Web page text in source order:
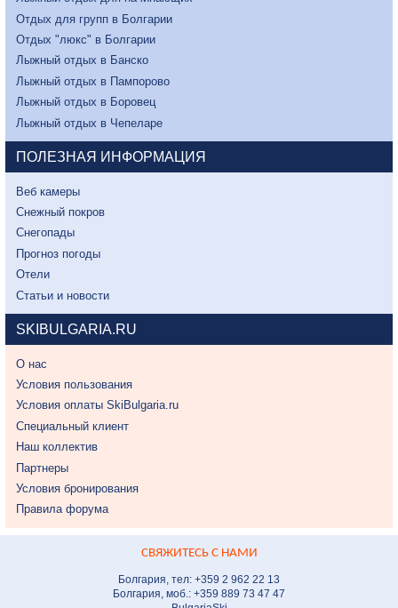
Отдых для групп в Болгарии
Отдых "люкс" в Болгарии
Лыжный отдых в Банско
Лыжный отдых в Пампорово
Лыжный отдых в Боровец
Лыжный отдых в Чепеларе
ПОЛЕЗНАЯ ИНФОРМАЦИЯ
Веб камеры
Снежный покров
Снегопады
Прогноз погоды
Отели
Статьи и новости
SKIBULGARIA.RU
О нас
Условия пользования
Условия оплаты SkiBulgaria.ru
Специальный клиент
Наш коллектив
Партнеры
Условия бронирования
Правила форума
СВЯЖИТЕСЬ С НАМИ
Болгария, тел: +359 2 962 22 13
Болгария, моб.: +359 889 73 47 47